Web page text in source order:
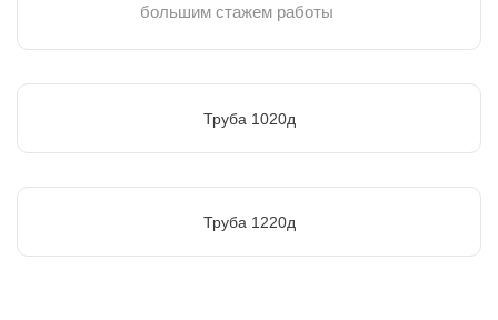
большим стажем работы
Труба 1020д
Труба 1220д